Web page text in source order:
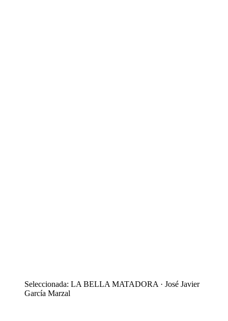
Seleccionada: LA BELLA MATADORA · José Javier
García Marzal